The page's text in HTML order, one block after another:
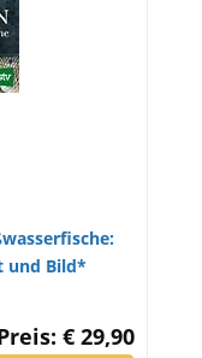
und Bild*
€ 29,90